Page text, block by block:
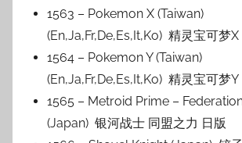
1563 – Pokemon X (Taiwan)
(En,Ja,Fr,De,Es,It,Ko) 精灵宝可梦X
1564 – Pokemon Y (Taiwan)
(En,Ja,Fr,De,Es,It,Ko) 精灵宝可梦Y
1565 – Metroid Prime –
(Japan) 银河战士 同盟之力 日版